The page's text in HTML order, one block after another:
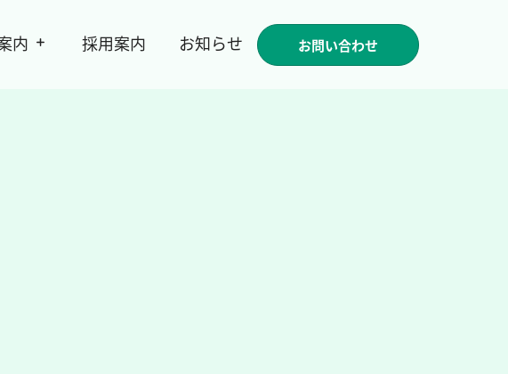
内 採用案内 お知らせ お問い合わせ